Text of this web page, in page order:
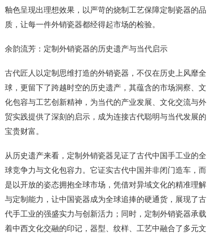
釉色呈现出理想效果，以严苛的烧制工艺保障定制瓷器的品
质，让每一件外销瓷器都经得起市场的检验。
余韵流芳：定制外销瓷器的历史遗产与当代启示
古代匠人以定制思维打造的外销瓷器，不仅在历史上风靡全
球，更留下了跨越时空的历史遗产，其蕴含的市场洞察、文
化包容与工艺创新精神，为当代的产业发展、文化交流与外
贸实践提供了深刻的启示，成为连接古代聪明与当代发展的
宝贵财富。
从历史遗产来看，定制外销瓷器见证了古代中国手工业的全
球竞争力与文化包容力。它证实古代中国并非闭门造车，而
是以开放的姿态拥抱全球市场，凭借对异域文化的精准理解
与定制能力，让中国瓷器成为全球追捧的硬通货，展现了古
代手工业的强盛实力与创新活力；同时，定制外销瓷器承载
着中西文化交融的印记，器型、纹样、工艺中融合了多元文